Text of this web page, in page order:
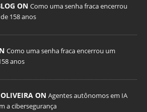
ON Como uma senha fraca encerrou
158 anos
Como uma senha fraca encerrou um
anos
ON Agentes autônomos em IA
a cibersegurança